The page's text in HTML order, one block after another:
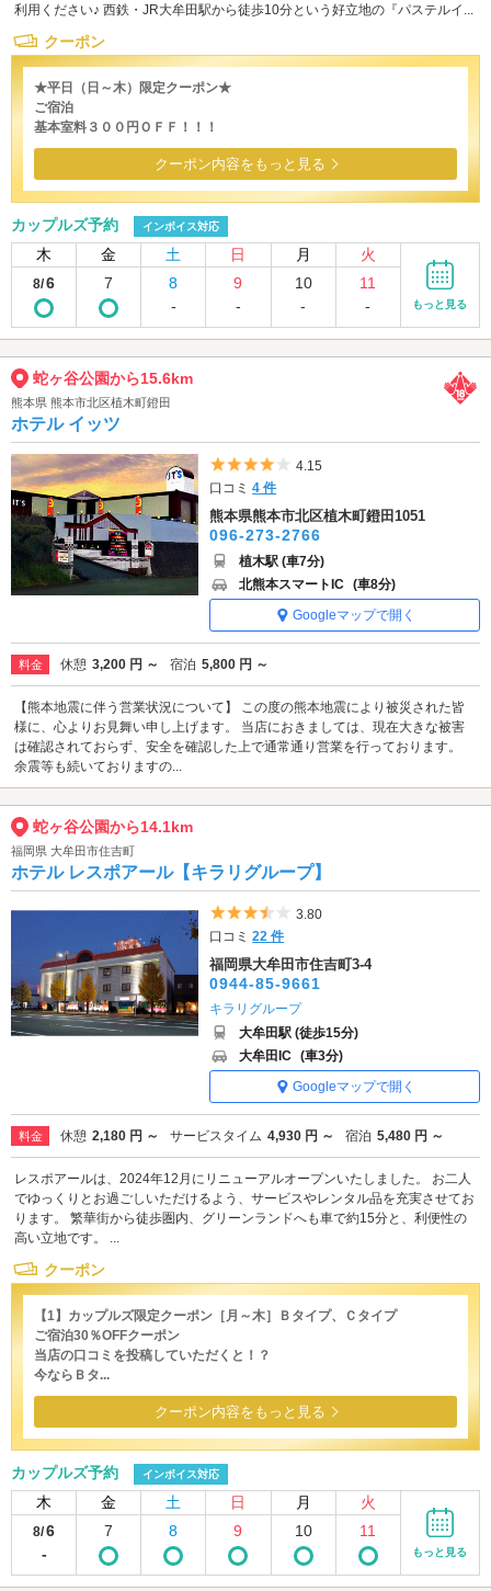
利用ください♪ 西鉄・JR大牟田駅から徒歩10分という好立地の『パステルイ...
クーポン
★平日（日～木）限定クーポン★
ご宿泊
基本室料３００円ＯＦＦ！！！
クーポン内容をもっと見る
カップルズ予約 インボイス対応
木 金 土 日 月 火
8/6 7
8
-
9
-
10
-
11
-
もっと見る
蛇ヶ谷公園から15.6km
熊本県 熊本市北区植木町鐙田
ホテル イッツ
5つ星のうち4
4.15
口コミ4 件
熊本県熊本市北区植木町鐙田1051
096-273-2766
植木駅 (車7分)
北熊本スマートIC (車8分)
Googleマップで開く
料金 休憩 3,200 円 ～ 宿泊 5,800 円 ～
【熊本地震に伴う営業状況について】 この度の熊本地震により被災された皆
様に、心よりお見舞い申し上げます。 当店におきましては、現在大きな被害
は確認されておらず、安全を確認した上で通常通り営業を行っております。
余震等も続いておりますの...
蛇ヶ谷公園から14.1km
福岡県 大牟田市住吉町
ホテル レスポアール【キラリグループ】
5つ星のうち3.5
3.80
口コミ22 件
福岡県大牟田市住吉町3-4
0944-85-9661
キラリグループ
大牟田駅 (徒歩15分)
大牟田IC (車3分)
Googleマップで開く
料金 休憩 2,180 円 ～ サービスタイム 4,930 円 ～ 宿泊 5,480 円 ～
レスポアールは、2024年12月にリニューアルオープンいたしました。 お二人
でゆっくりとお過ごしいただけるよう、サービスやレンタル品を充実させてお
ります。 繁華街から徒歩圏内、グリーンランドへも車で約15分と、利便性の
高い立地です。 ...
クーポン
【1】カップルズ限定クーポン［月～木］Ｂタイプ、Ｃタイプ
ご宿泊30％OFFクーポン
当店の口コミを投稿していただくと！？
今ならＢタ...
クーポン内容をもっと見る
カップルズ予約 インボイス対応
木 金 土 日 月 火
8/6
-
7 8 9 10 11
もっと見る